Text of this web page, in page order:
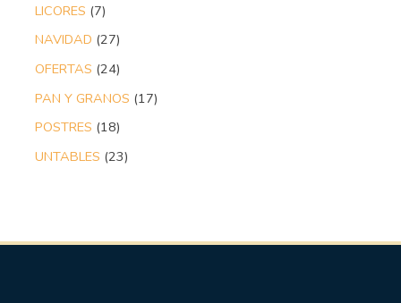
LICORES 7
NAVIDAD 27
OFERTAS 24
PAN Y GRANOS 17
POSTRES 18
UNTABLES 23